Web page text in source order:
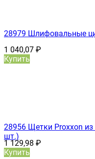
28979 Шлифовальные
1 040,07 ₽
Купить
28956 Щетки Proxxon
шт.)
1 129,98 ₽
Купить